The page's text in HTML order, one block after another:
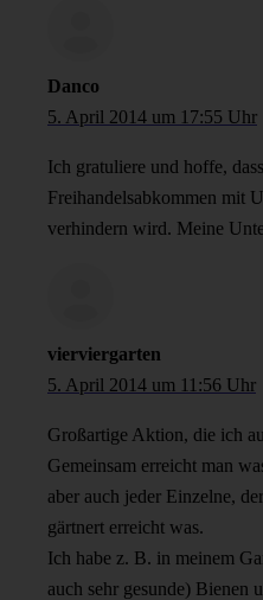
Danco
5. April 2014 um 17:55 Uhr
Ich gratuliere und hoffe,
Freihandelsabkommen mit
verhindern wird. Meine
vierviergarten
5. April 2014 um 11:56 Uhr
Großartige Aktion, die ich
Gemeinsam erreicht man
aber auch jeder Einzelne,
gärtnert erreicht was.
Ich habe z. B. in meinem
auch sehr gesunde) Bienen